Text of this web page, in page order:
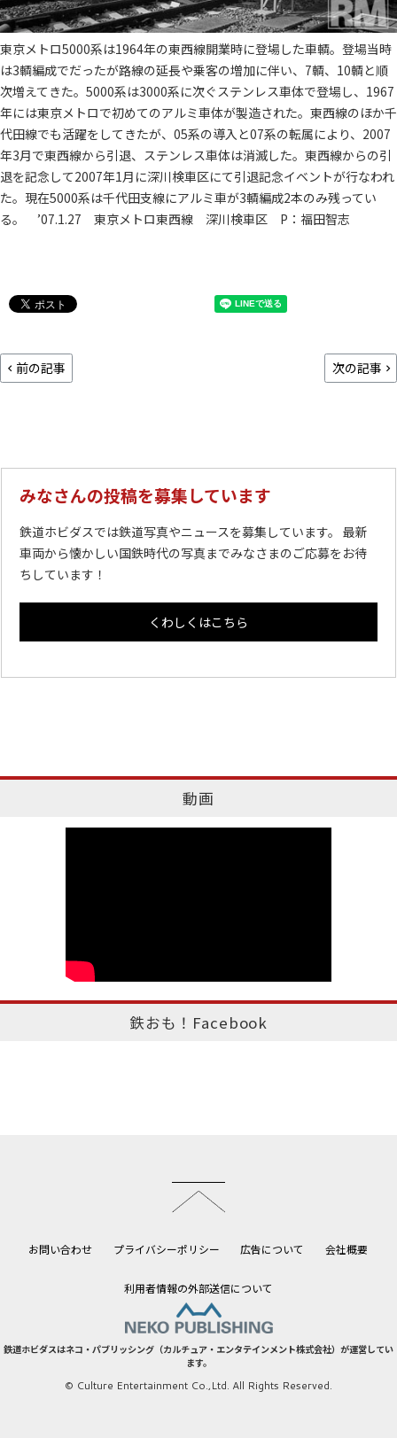
東京メトロ5000系は1964年の東西線開業時に登場した車輌。登場当時
は3輌編成でだったが路線の延長や乗客の増加に伴い、7輌、10輌と順
次増えてきた。5000系は3000系に次ぐステンレス車体で登場し、1967
年には東京メトロで初めてのアルミ車体が製造された。東西線のほか千
代田線でも活躍をしてきたが、05系の導入と07系の転属により、2007
年3月で東西線から引退、ステンレス車体は消滅した。東西線からの引
退を記念して2007年1月に深川検車区にて引退記念イベントが行なわれ
た。現在5000系は千代田支線にアルミ車が3輌編成2本のみ残ってい
る。 ’07.1.27 東京メトロ東西線 深川検車区 P：福田智志
前の記事 次の記事
みなさんの投稿を募集しています
鉄道ホビダスでは鉄道写真やニュースを募集しています。 最新
車両から懐かしい国鉄時代の写真までみなさまのご応募をお待
ちしています！
くわしくはこちら
動画
鉄おも！Facebook
お問い合わせ プライバシーポリシー 広告について 会社概要
利用者情報の外部送信について
鉄道ホビダスはネコ・パブリッシング（カルチュア・エンタテインメント株式会社）が運営してい
ます。
© Culture Entertainment Co.,Ltd. All Rights Reserved.